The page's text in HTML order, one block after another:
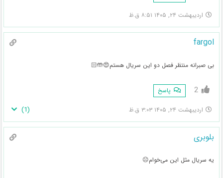
اردیبهشت ۲۴, ۱۴۰۵ ۸:۵۱ ق.ظ
fargol
بی صبرانه منتظر فصل دو این سریال هستم😍🤲🏻
2 پاسخ
اردیبهشت ۲۴, ۱۴۰۵ ۳:۰۳ ق.ظ (
1
)
بلوبری
یه سریال مثل این می‌خوام☹️